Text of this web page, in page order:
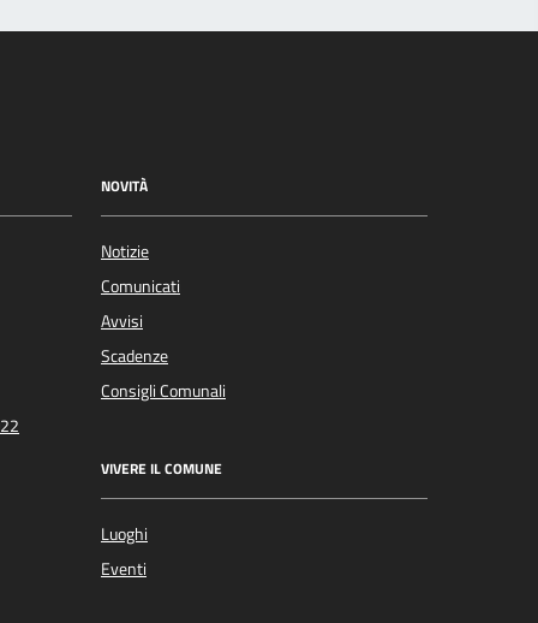
NOVITÀ
Notizie
Comunicati
Avvisi
Scadenze
Consigli Comunali
VIVERE IL COMUNE
Luoghi
Eventi